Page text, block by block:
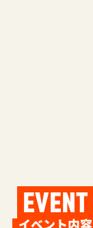
EVENT
イベント内容